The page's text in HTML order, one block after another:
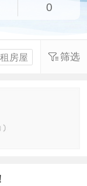
0
房屋 求租房屋
筛选